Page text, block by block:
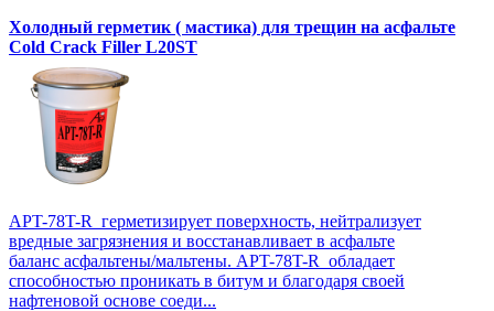
Холодный герметик ( мастика) для трещин на асфальте
Cold Crack Filler L20SТ
APT-78T-R герметизирует поверхность, нейтрализует
вредные загрязнения и восстанавливает в асфальте
баланс асфальтены/мальтены. APT-78T-R обладает
способностью проникать в битум и благодаря своей
нафтеновой основе соеди...